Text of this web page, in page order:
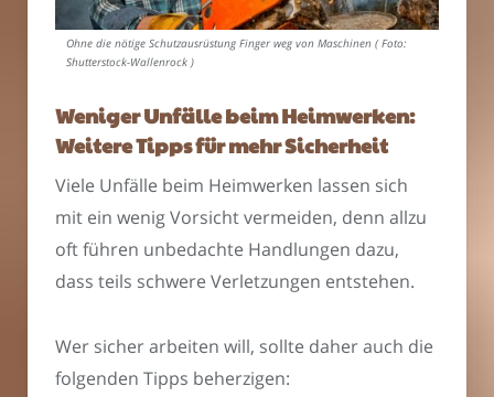
Ohne die nötige Schutzausrüstung Finger weg von Maschinen ( Foto:
Shutterstock-Wallenrock )
Weniger Unfälle beim Heimwerken:
Weitere Tipps für mehr Sicherheit
Viele Unfälle beim Heimwerken lassen sich
mit ein wenig Vorsicht vermeiden, denn allzu
oft führen unbedachte Handlungen dazu,
dass teils schwere Verletzungen entstehen.
Wer sicher arbeiten will, sollte daher auch die
folgenden Tipps beherzigen: